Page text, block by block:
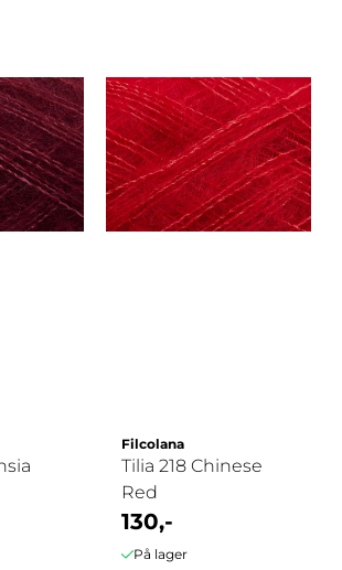
Filcolana
Tilia 218 Chinese
Red
130,-
På lager